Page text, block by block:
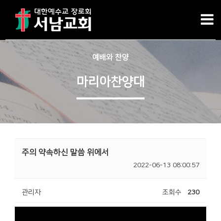
예배와 찬양
마리아찬양대
주의 약속하신 말씀 위에서
2022-06-13 08:00:57
관리자 조회수 230